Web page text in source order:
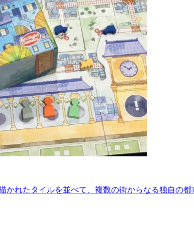
かれたタイルを並べて、複数の街からなる独自の